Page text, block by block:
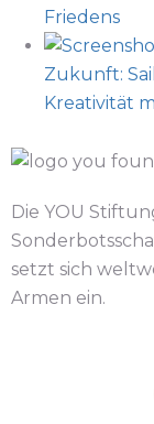
Friedens
Zukunft:
Kreativität
Die YOU
setzt sich
Armen ein.